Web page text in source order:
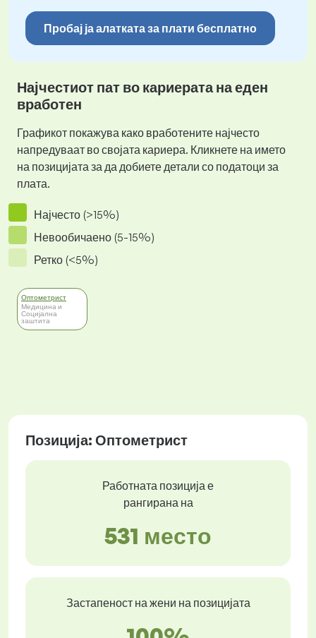
Пробај ја алатката за плати бесплатно
Најчестиот пат во кариерата на еден
вработен
Графикот покажува како вработените најчесто
напредуваат во својата кариера. Кликнете на името
на позицијата за да добиете детали со податоци за
плата.
Најчесто (>15%)
Невообичаено (5-15%)
Ретко (<5%)
Оптометрист
Медицина и
Социјална
заштита
Позиција: Оптометрист
Работната позиција е
рангирана на
531 место
Застапеност на жени на позицијата